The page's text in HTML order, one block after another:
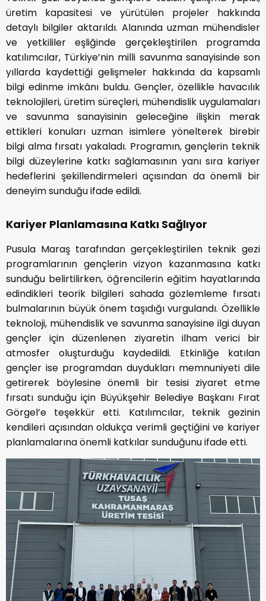
üretim kapasitesi ve yürütülen projeler hakkında
detaylı bilgiler aktarıldı. Alanında uzman mühendisler
ve yetkililer eşliğinde gerçekleştirilen programda
katılımcılar, Türkiye’nin milli savunma sanayisinde son
yıllarda kaydettiği gelişmeler hakkında da kapsamlı
bilgi edinme imkânı buldu. Gençler, özellikle havacılık
teknolojileri, üretim süreçleri, mühendislik uygulamaları
ve savunma sanayisinin geleceğine ilişkin merak
ettikleri konuları uzman isimlere yönelterek birebir
bilgi alma fırsatı yakaladı. Programın, gençlerin teknik
bilgi düzeylerine katkı sağlamasının yanı sıra kariyer
hedeflerini şekillendirmeleri açısından da önemli bir
deneyim sunduğu ifade edildi.
Kariyer Planlamasına Katkı Sağlıyor
Pusula Maraş tarafından gerçekleştirilen teknik gezi
programlarının gençlerin vizyon kazanmasına katkı
sunduğu belirtilirken, öğrencilerin eğitim hayatlarında
edindikleri teorik bilgileri sahada gözlemleme fırsatı
bulmalarının büyük önem taşıdığı vurgulandı. Özellikle
teknoloji, mühendislik ve savunma sanayisine ilgi duyan
gençler için düzenlenen ziyaretin ilham verici bir
atmosfer oluşturduğu kaydedildi. Etkinliğe katılan
gençler ise programdan duydukları memnuniyeti dile
getirerek böylesine önemli bir tesisi ziyaret etme
fırsatı sunduğu için Büyükşehir Belediye Başkanı Fırat
Görgel’e teşekkür etti. Katılımcılar, teknik gezinin
kendileri açısından oldukça verimli geçtiğini ve kariyer
planlamalarına önemli katkılar sunduğunu ifade etti.